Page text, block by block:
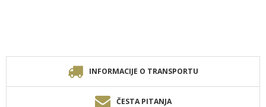
INFORMACIJE O TRANSPORTU
ČESTA PITANJA